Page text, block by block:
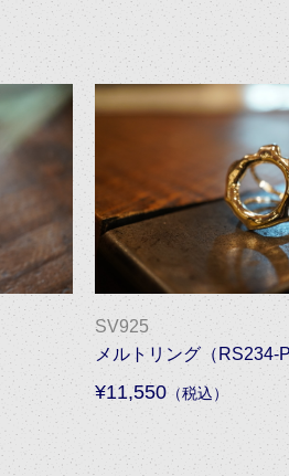
SV925
メルトリング（RS234-
¥11,550（税込）